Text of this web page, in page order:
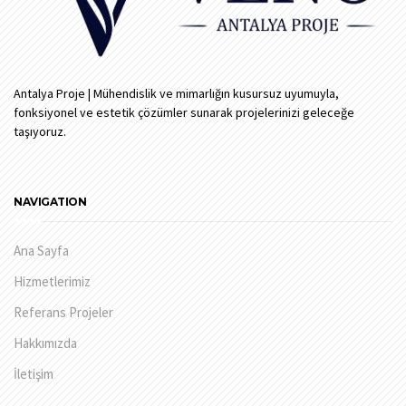
Antalya Proje | Mühendislik ve mimarlığın kusursuz uyumuyla,
fonksiyonel ve estetik çözümler sunarak projelerinizi geleceğe
taşıyoruz.
NAVIGATION
Ana Sayfa
Hizmetlerimiz
Referans Projeler
Hakkımızda
İletişim